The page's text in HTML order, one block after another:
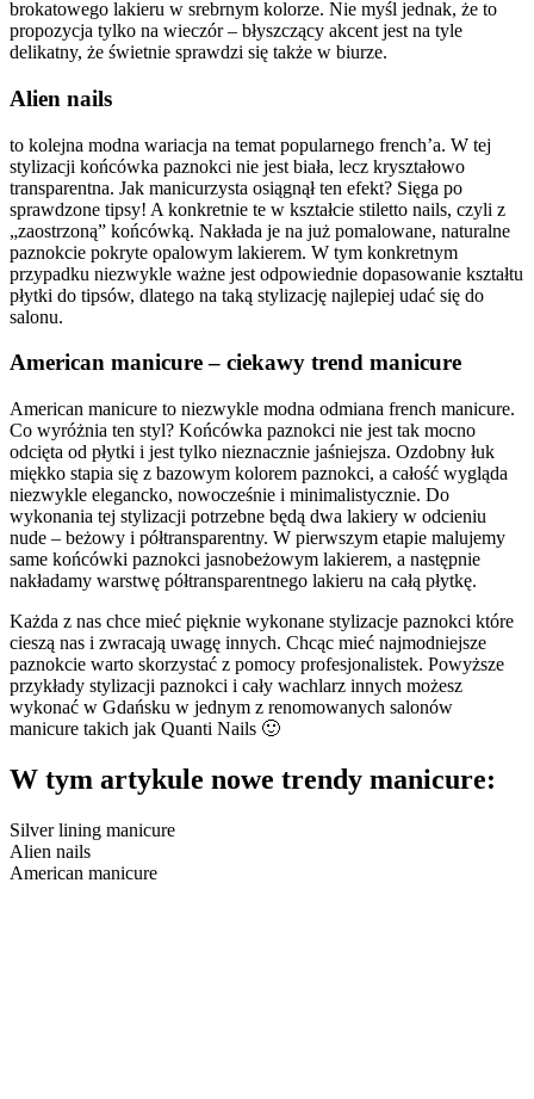
brokatowego lakieru w srebrnym kolorze. Nie myśl jednak, że to
propozycja tylko na wieczór – błyszczący akcent jest na tyle
delikatny, że świetnie sprawdzi się także w biurze.
Alien nails
to kolejna modna wariacja na temat popularnego french’a. W tej
stylizacji końcówka paznokci nie jest biała, lecz kryształowo
transparentna. Jak manicurzysta osiągnął ten efekt? Sięga po
sprawdzone tipsy! A konkretnie te w kształcie stiletto nails, czyli z
„zaostrzoną” końcówką. Nakłada je na już pomalowane, naturalne
paznokcie pokryte opalowym lakierem. W tym konkretnym
przypadku niezwykle ważne jest odpowiednie dopasowanie kształtu
płytki do tipsów, dlatego na taką stylizację najlepiej udać się do
salonu.
American manicure – ciekawy trend manicure
American manicure to niezwykle modna odmiana french manicure.
Co wyróżnia ten styl? Końcówka paznokci nie jest tak mocno
odcięta od płytki i jest tylko nieznacznie jaśniejsza. Ozdobny łuk
miękko stapia się z bazowym kolorem paznokci, a całość wygląda
niezwykle elegancko, nowocześnie i minimalistycznie. Do
wykonania tej stylizacji potrzebne będą dwa lakiery w odcieniu
nude – beżowy i półtransparentny. W pierwszym etapie malujemy
same końcówki paznokci jasnobeżowym lakierem, a następnie
nakładamy warstwę półtransparentnego lakieru na całą płytkę.
Każda z nas chce mieć pięknie wykonane stylizacje paznokci które
cieszą nas i zwracają uwagę innych. Chcąc mieć najmodniejsze
paznokcie warto skorzystać z pomocy profesjonalistek. Powyższe
przykłady stylizacji paznokci i cały wachlarz innych możesz
wykonać w Gdańsku w jednym z renomowanych salonów
manicure takich jak Quanti Nails 🙂
W tym artykule nowe trendy manicure:
Silver lining manicure
Alien nails
American manicure